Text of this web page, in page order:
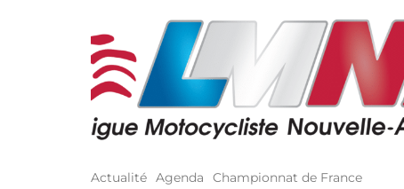
Actualité Agenda
Championnat de France